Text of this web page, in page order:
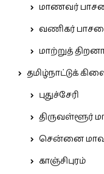
மாணவர்
வணிகர்
மாற்றுத்
தமிழ்நாட்டுக்
புதுச்சேரி
திருவள்ளூர்
சென்னை
காஞ்சிபுரம்